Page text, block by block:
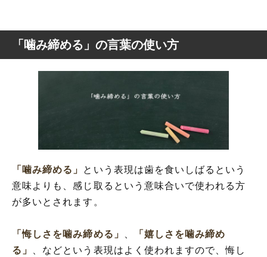
「噛み締める」の言葉の使い方
「噛み締める」 という表現は歯を食いしばるという
意味よりも、感じ取るという意味合いで使われる方
が多いとされます。
「悔しさを噛み締める」
「嬉しさを噛み締め
る」
、などという表現はよく使われますので、悔し